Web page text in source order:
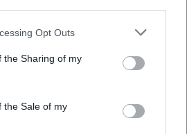
Opt Outs
the Sharing of my
the Sale of my
Spätsommer-Highlight in Weiden:
die ganze Familie vom 17.-21.